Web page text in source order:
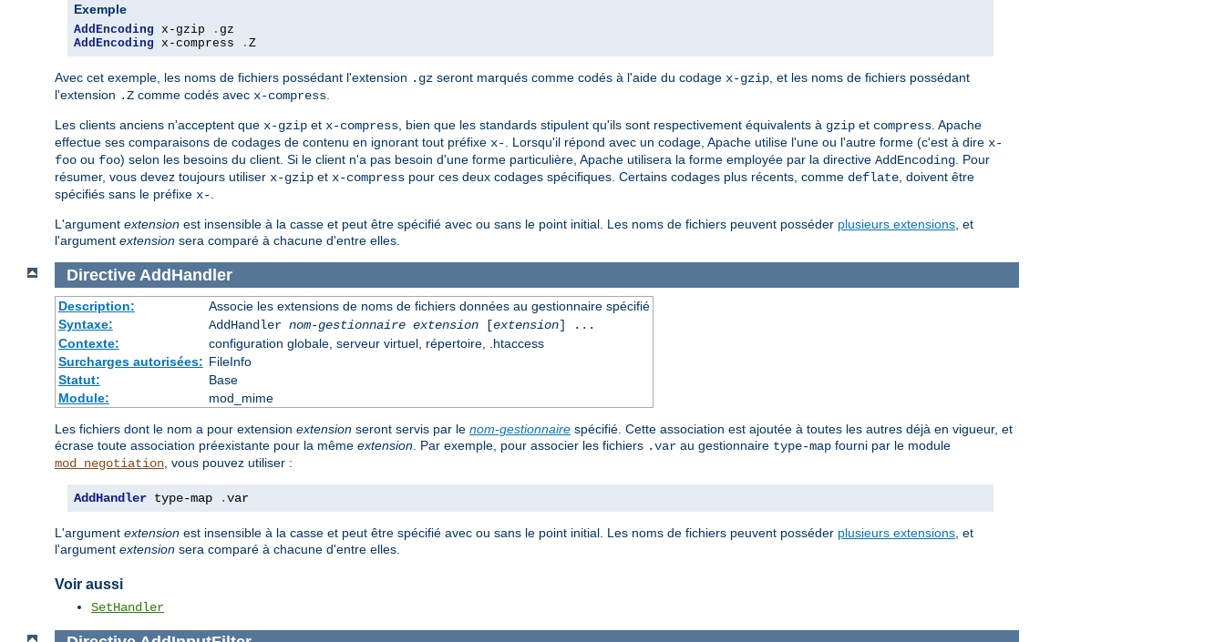
Exemple
AddEncoding x-gzip .
AddEncoding x-compress . Z
Avec cet exemple, les noms de fichiers possédant l'extension .gz seront marqués comme codés à l'aide du codage x-gzip , et les noms de fichiers possédant
l'extension .Z comme codés avec x-compress
Les clients anciens n'acceptent que x-gzip et x-compress , bien que les standards stipulent qu'ils sont respectivement équivalents à gzip et compress . Apache
effectue ses comparaisons de codages de contenu en ignorant tout préfixe x- . Lorsqu'il répond avec un codage, Apache utilise l'une ou l'autre forme (c'est à dire x-
foo ou foo) selon les besoins du client. Si le client n'a pas besoin d'une forme particulière, Apache utilisera la forme employée par la directive AddEncoding . Pour
résumer, vous devez toujours utiliser x-gzip et x-compress pour ces deux codages spécifiques. Certains codages plus récents, comme deflate , doivent être
spécifiés sans le préfixe x-
L'argument extension est insensible à la casse et peut être spécifié avec ou sans le point initial. Les noms de fichiers peuvent posséder plusieurs extensions , et
l'argument extension sera comparé à chacune d'entre elles.
Directive AddHandler
Description:
Associe les extensions de noms de fichiers données au gestionnaire spécifié
Syntaxe:
AddHandler nom-gestionnaire extension[extension] ...
Contexte:
configuration globale, serveur virtuel, répertoire, .htaccess
Surcharges autorisées: FileInfo
Statut:
Base
Module:
mod_mime
Les fichiers dont le nom a pour extension extension seront servis par le nom-gestionnaire spécifié. Cette association est ajoutée à toutes les autres déjà en vigueur, et
écrase toute association préexistante pour la même extension . Par exemple, pour associer les fichiers .var au gestionnaire type-map fourni par le module
mod_negotiation , vous pouvez utiliser :
AddHandler type-map .var
L'argument extension est insensible à la casse et peut être spécifié avec ou sans le point initial. Les noms de fichiers peuvent posséder plusieurs extensions , et
l'argument extension sera comparé à chacune d'entre elles.
Voir aussi
SetHandler